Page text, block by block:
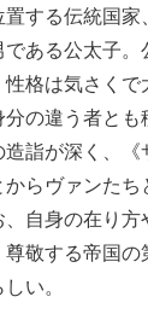
する伝統国
ある公太子
格は気さくで
の違う者と
詣が深く、
らヴァンたち
自身の在り方
敬する帝国
い。